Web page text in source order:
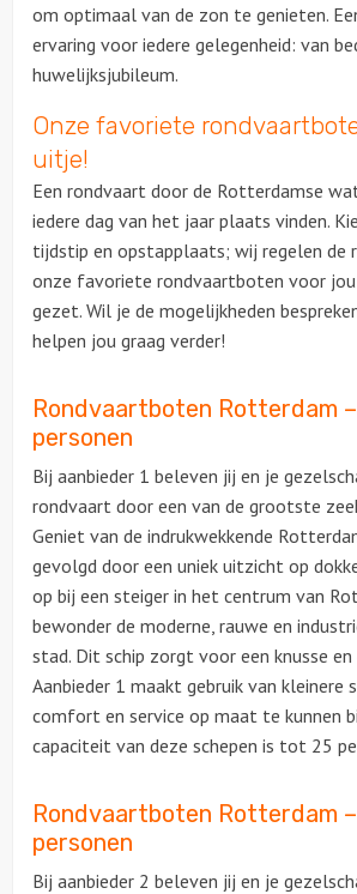
om optimaal van de zon te genieten.
ervaring voor iedere gelegenheid: van
huwelijksjubileum.
Onze favoriete
uitje!
Een rondvaart door de Rotterdamse
iedere dag van het jaar plaats vinden.
tijdstip en opstapplaats; wij regelen de
onze favoriete rondvaartboten voor
gezet. Wil je de mogelijkheden
helpen jou graag verder!
Rondvaartboten Rotterdam
personen
Bij aanbieder 1 beleven jij en je
rondvaart door een van de grootste
Geniet van de indrukwekkende
gevolgd door een uniek uitzicht op
op bij een steiger in het centrum van
bewonder de moderne, rauwe en
stad. Dit schip zorgt voor een knusse
Aanbieder 1 maakt gebruik van kleinere
comfort en service op maat te kunnen
capaciteit van deze schepen is tot 25
Rondvaartboten Rotterdam
personen
Bij aanbieder 2 beleven jij en je